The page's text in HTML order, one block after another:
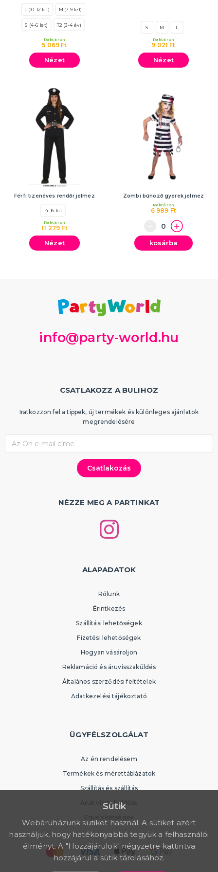
L (10-12 let) M (7-9 let)
S (4-6 let) T2 (3-4 év)
5 069 Ft
Raktáron
Nézet
S M L
9 021 Ft
Raktáron
Nézet
Férfi tizenéves rendőr jelmez
14-16 let
11 279 Ft
Raktáron
Nézet
Zombi bűnöző gyerek jelmez
6 989 Ft
Raktáron
kosárba
info@party-world.hu
CSATLAKOZZ A BULIHOZ
Iratkozzon fel a tippek, új termékek és különleges ajánlatok
megrendelésére
NÉZZE MEG A PARTINKAT
ALAPADATOK
Rólunk
Érintkezés
Szállítási lehetőségek
Fizetési lehetőségek
Hogyan vásároljon
Reklamáció és áruvisszaküldés
Általános szerződési feltételek
Adatkezelési tájékoztató
ÜGYFÉLSZOLGÁLAT
Az én rendelésem
Termékek és mérettáblázatok
Szállítás és szállítás
Áruk visszaküldése
Egyéb kétségek
Sütik
Webáruházunk sütiket használ. A sütiket azért
használjuk, hogy hatékonyabbá tegyük a felhasználói
élményt. A "Hozzájárulok" négyzetre kattintva
hozzájárul a sütik tárolásához.